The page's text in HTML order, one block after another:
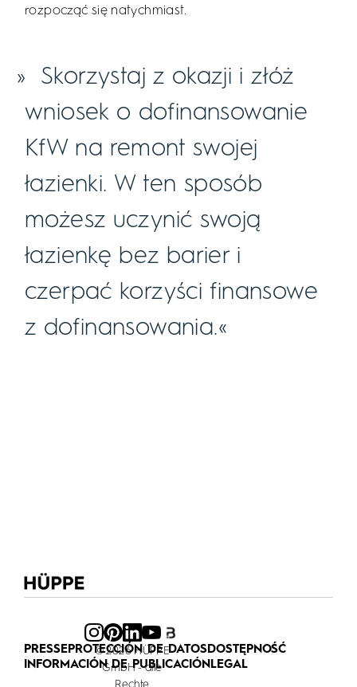
rozpocząć się natychmiast.
Skorzystaj z okazji i złóż
wniosek o dofinansowanie
KfW na remont swojej
łazienki. W ten sposób
możesz uczynić swoją
łazienkę bez barier i
czerpać korzyści finansowe
z dofinansowania.
PRESSEPROTECCIÓN DE DATOSDOSTĘPNOŚĆ
INFORMACIÓN DE PUBLICACIÓNLEGAL
© 2026 HÜPPE
GmbH - alle
Rechte